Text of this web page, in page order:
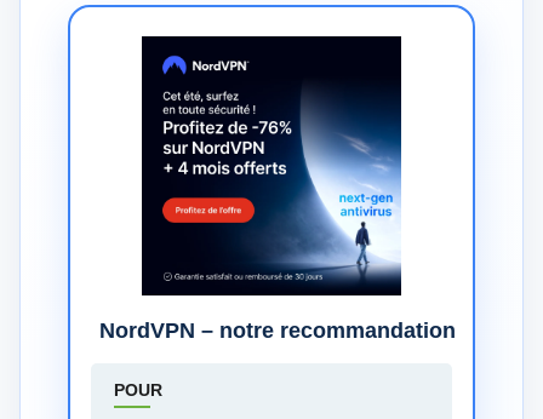
NordVPN – notre recommandation
POUR